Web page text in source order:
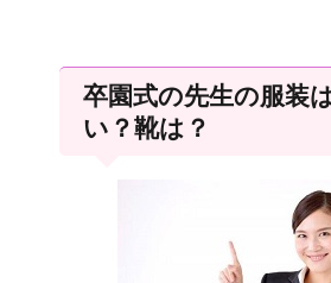
卒園式の先生の服装
い？靴は？